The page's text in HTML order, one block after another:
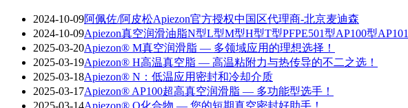
2024-10-09阿佩佐/阿皮松Apiezon官方授权中国区代理商-北京麦迪森
2024-10-09Apiezon真空润滑油脂N型L型M型H型T型PFPE501型AP100型
2025-03-20Apiezon® M真空润滑脂 — 多领域应用的理想选择！
2025-03-19Apiezon® H高温真空脂 — 高温粘附力与热传导的不二之选！
2025-03-18Apiezon® N：低温应用密封和冷却介质
2025-03-17Apiezon® AP100超高真空润滑脂 — 多功能型选手！
2025-03-14Apiezon® Q化合物 — 您的短期真空密封好助手！